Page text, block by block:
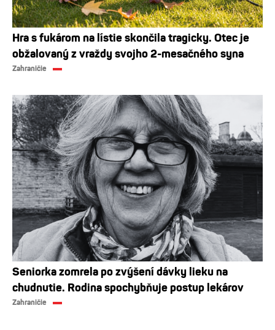
Hra s fukárom na lístie skončila tragicky. Otec je
obžalovaný z vraždy svojho 2-mesačného syna
Zahraničie
Seniorka zomrela po zvýšení dávky lieku na
chudnutie. Rodina spochybňuje postup lekárov
Zahraničie